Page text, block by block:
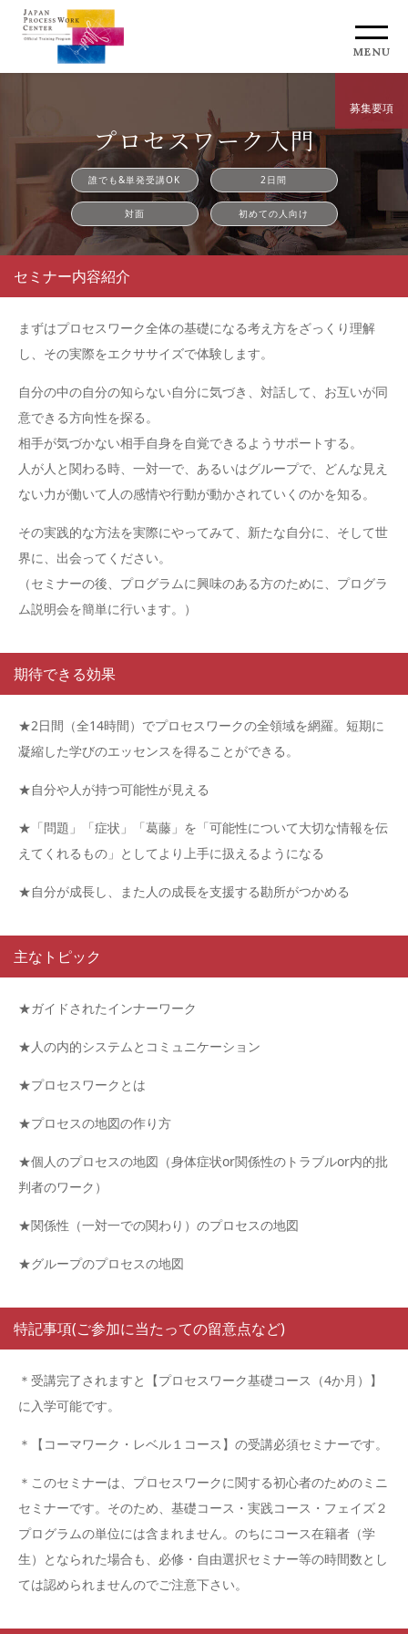
MENU
募集要項
プロセスワーク入門
誰でも&単発受講OK 2日間
対面 初めての人向け
セミナー内容紹介
まずはプロセスワーク全体の基礎になる考え方をざっくり理解
し、その実際をエクササイズで体験します。
自分の中の自分の知らない自分に気づき、対話して、お互いが同
意できる方向性を探る。
相手が気づかない相手自身を自覚できるようサポートする。
人が人と関わる時、一対一で、あるいはグループで、どんな見え
ない力が働いて人の感情や行動が動かされていくのかを知る。
その実践的な方法を実際にやってみて、新たな自分に、そして世
界に、出会ってください。
（セミナーの後、プログラムに興味のある方のために、プログラ
ム説明会を簡単に行います。）
期待できる効果
★2日間（全14時間）でプロセスワークの全領域を網羅。短期に
凝縮した学びのエッセンスを得ることができる。
★自分や人が持つ可能性が見える
★「問題」「症状」「葛藤」を「可能性について大切な情報を伝
えてくれるもの」としてより上手に扱えるようになる
★自分が成長し、また人の成長を支援する勘所がつかめる
主なトピック
★ガイドされたインナーワーク
★人の内的システムとコミュニケーション
★プロセスワークとは
★プロセスの地図の作り方
★個人のプロセスの地図（身体症状or関係性のトラブルor内的批
判者のワーク）
★関係性（一対一での関わり）のプロセスの地図
★グループのプロセスの地図
特記事項(ご参加に当たっての留意点など)
＊受講完了されますと【プロセスワーク基礎コース（4か月）】
に入学可能です。
＊【コーマワーク・レベル１コース】の受講必須セミナーです。
＊このセミナーは、プロセスワークに関する初心者のためのミニ
セミナーです。そのため、基礎コース・実践コース・フェイズ２
プログラムの単位には含まれません。のちにコース在籍者（学
生）となられた場合も、必修・自由選択セミナー等の時間数とし
ては認められませんのでご注意下さい。